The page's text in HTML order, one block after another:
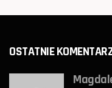
OSTATNIE